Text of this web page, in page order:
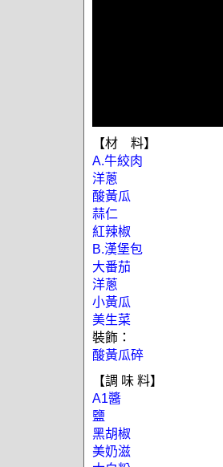
【材 料】
A.牛絞肉
洋蔥
酸黃瓜
蒜仁
紅辣椒
B.漢堡包
大番茄
洋蔥
小黃瓜
美生菜
裝飾：
酸黃瓜碎
【調 味 料】
A1醬
鹽
黑胡椒
美奶滋